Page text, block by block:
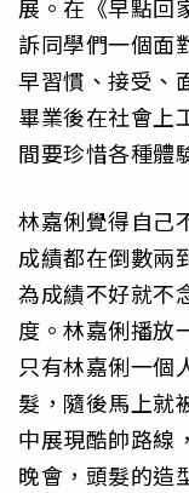
展。在《早點回
訴同學們一個面
早習慣、接受、
畢業後在社會上
間要珍惜各種體
林嘉俐覺得自己
成績都在倒數兩
為成績不好就不
度。林嘉俐播放
只有林嘉俐一個
髮，隨後馬上就
中展現酷帥路線
晚會，頭髮的造